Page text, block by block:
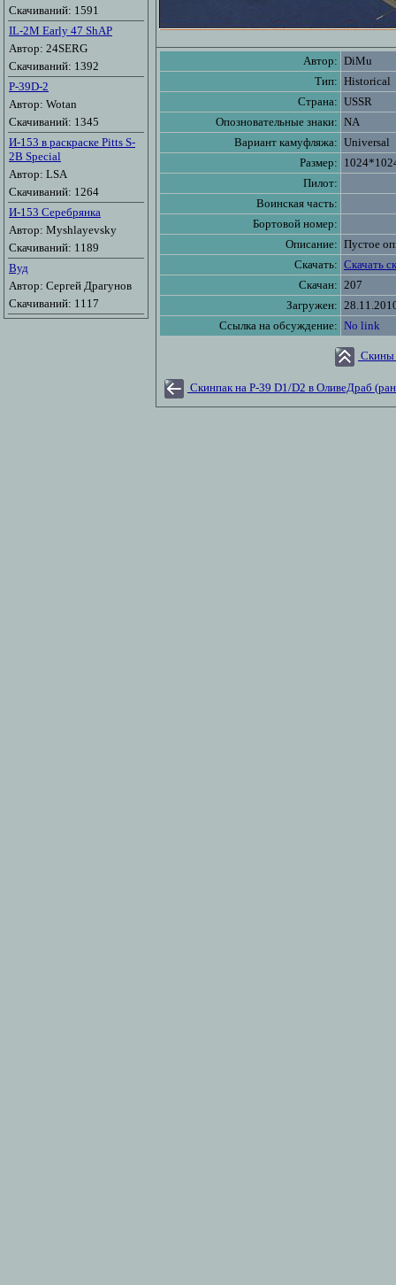
Скачиваний: 1591
IL-2M Early 47 ShAP
Автор: 24SERG
Скачиваний: 1392
P-39D-2
Автор: Wotan
Скачиваний: 1345
И-153 в раскраске Pitts S-
2B Special
Автор: LSA
Скачиваний: 1264
И-153 Серебрянка
Автор: Myshlayevsky
Скачиваний: 1189
Вуд
Автор: Сергей Драгунов
Скачиваний: 1117
Автор: DiMu
Тип: Historical
Страна: USSR
Опозновательные знаки: NA
Вариант камуфляжа: Universal
Размер:
Пилот:
Воинская часть:
Бортовой номер:
Описание: Пустое
Скачать: Скачать
Скачан: 207
Загружен:
Ссылка на обсуждение: No link
Скины
Скинпак на P-39 D1/D2 в ОливеДраб